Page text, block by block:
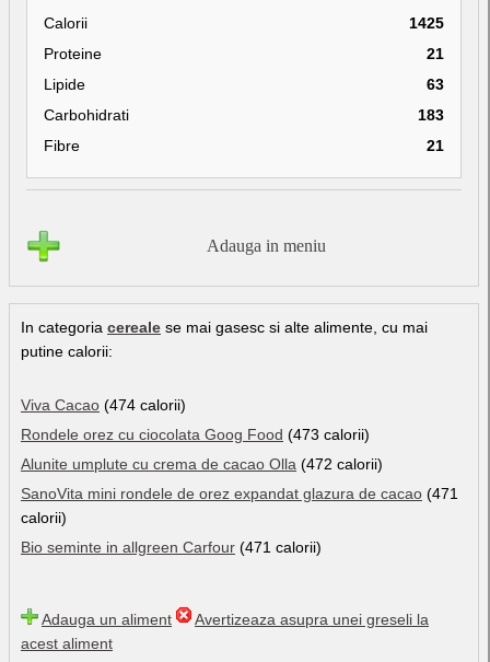
Calorii
1425
Proteine
21
Lipide
63
Carbohidrati
183
Fibre
21
Adauga in meniu
In categoria cereale se mai gasesc si alte alimente, cu mai
putine calorii:
Viva Cacao (474 calorii)
Rondele orez cu ciocolata Goog Food (473 calorii)
Alunite umplute cu crema de cacao Olla (472 calorii)
SanoVita mini rondele de orez expandat glazura de cacao (471
calorii)
Bio seminte in allgreen Carfour (471 calorii)
Adauga un aliment
Avertizeaza asupra unei greseli la
acest aliment